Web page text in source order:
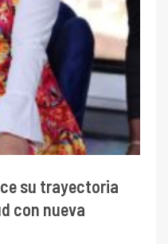
su trayectoria
con nueva